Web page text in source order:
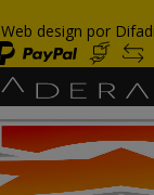
Web design por